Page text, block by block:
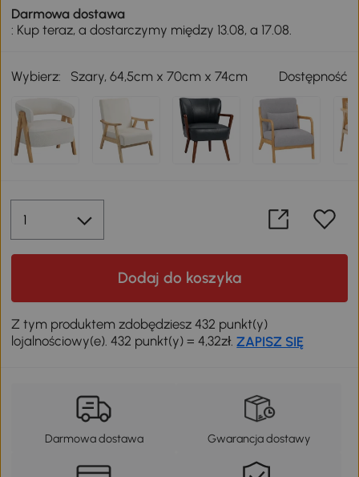
Darmowa dostawa
: Kup teraz, a dostarczymy między 13.08, a 17.08.
Wybierz: Szary, 64,5cm x 70cm x 74cm Dostępność
Dodaj do koszyka
Z tym produktem zdobędziesz 432 punkt(y)
lojalnościowy(e). 432 punkt(y) = 4,32zł.ZAPISZ SIĘ
Darmowa dostawa Gwarancja dostawy